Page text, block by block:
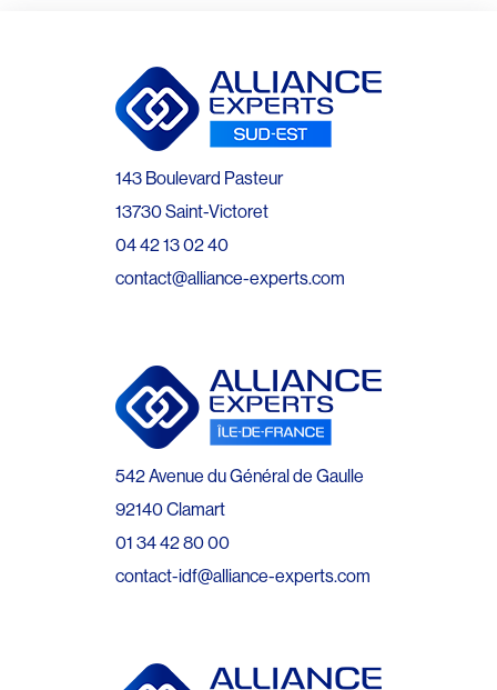
143 Boulevard Pasteur
13730 Saint-Victoret
04 42 13 02 40
contact@alliance-experts.com
542 Avenue du Général de Gaulle
92140 Clamart
01 34 42 80 00
contact-idf@alliance-experts.com